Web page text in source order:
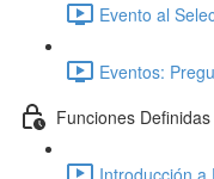
Evento al
Eventos:
Funciones
Introducción a